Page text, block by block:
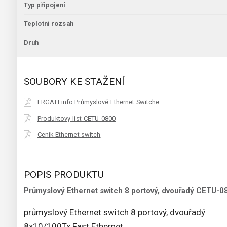
Typ připojení
Teplotní rozsah
Druh
SOUBORY KE STAŽENÍ
ERGATEinfo Průmyslové Ethernet Switche
Produktovy-list-CETU-0800
Ceník Ethernet switch
POPIS PRODUKTU
Průmyslový Ethernet switch 8 portový, dvouřadý CETU-
průmyslový Ethernet switch 8 portový, dvouřadý